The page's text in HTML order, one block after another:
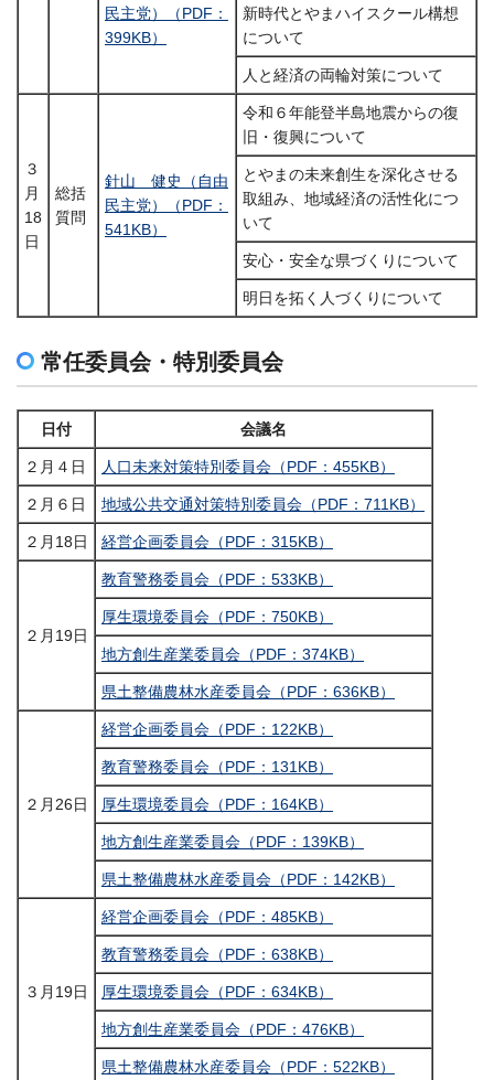
民主党）（PDF：
399KB）
新時代とやまハイスクール構想
について
人と経済の両輪対策について
３
月
18
日
総括
質問
針山 健史（自由
民主党）（PDF：
541KB）
令和６年能登半島地震からの復
旧・復興について
とやまの未来創生を深化させる
取組み、地域経済の活性化につ
いて
安心・安全な県づくりについて
明日を拓く人づくりについて
常任委員会・特別委員会
日付 会議名
２月４日 人口未来対策特別委員会（PDF：455KB）
２月６日 地域公共交通対策特別委員会（PDF：711KB）
２月18日 経営企画委員会（PDF：315KB）
２月19日
教育警務委員会（PDF：533KB）
厚生環境委員会（PDF：750KB）
地方創生産業委員会（PDF：374KB）
県土整備農林水産委員会（PDF：636KB）
２月26日
経営企画委員会（PDF：122KB）
教育警務委員会（PDF：131KB）
厚生環境委員会（PDF：164KB）
地方創生産業委員会（PDF：139KB）
県土整備農林水産委員会（PDF：142KB）
３月19日
経営企画委員会（PDF：485KB）
教育警務委員会（PDF：638KB）
厚生環境委員会（PDF：634KB）
地方創生産業委員会（PDF：476KB）
県土整備農林水産委員会（PDF：522KB）